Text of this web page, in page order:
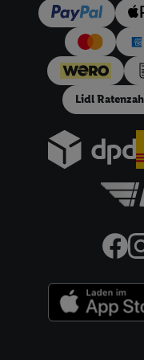
Lidl
Ihnen personalisierte
uns und einem der
in einen Hashwert
gemeinsamer
Zudem erlauben Sie
Ihrer IP-Adresse, ob
Wenn das der Fall ist,
Netzbetreiber weiter,
Kundenkonto-
verwenden, um Sie
Ihr Nutzungsverhalten
Insbesondere können
Diensten
werden, damit wir